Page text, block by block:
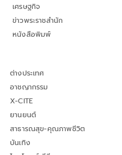
เศรษฐกิจ
ข่าวพระราชสำนัก
หนังสือพิมพ์
ต่างประเทศ
อาชญากรรม
X-CITE
ยานยนต์
สาธารณสุข-คุณภาพชีวิต
บันเทิง